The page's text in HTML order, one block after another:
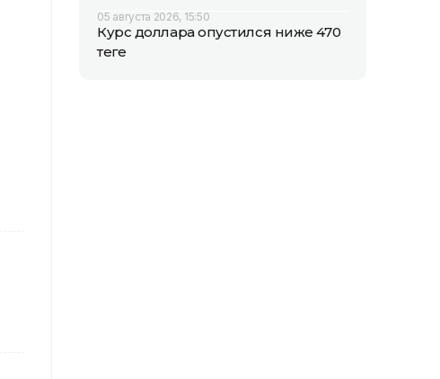
05 августа 2026, 15:50
Курс доллара опустился ниже 470
теңге